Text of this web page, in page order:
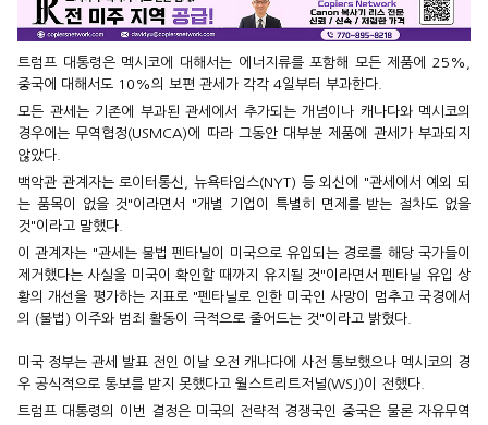
트럼프 대통령은 멕시코에 대해서는 에너지류를 포함해 모든 제품에 25%,
중국에 대해서도 10%의 보편 관세가 각각 4일부터 부과한다.
모든 관세는 기존에 부과된 관세에서 추가되는 개념이나 캐나다와 멕시코의
경우에는 무역협정(USMCA)에 따라 그동안 대부분 제품에 관세가 부과되지
않았다.
백악관 관계자는 로이터통신, 뉴욕타임스(NYT) 등 외신에 "관세에서 예외 되
는 품목이 없을 것"이라면서 "개별 기업이 특별히 면제를 받는 절차도 없을
것"이라고 말했다.
이 관계자는 "관세는 불법 펜타닐이 미국으로 유입되는 경로를 해당 국가들이
제거했다는 사실을 미국이 확인할 때까지 유지될 것"이라면서 펜타닐 유입 상
황의 개선을 평가하는 지표로 "펜타닐로 인한 미국인 사망이 멈추고 국경에서
의 (불법) 이주와 범죄 활동이 극적으로 줄어드는 것"이라고 밝혔다.
미국 정부는 관세 발표 전인 이날 오전 캐나다에 사전 통보했으나 멕시코의 경
우 공식적으로 통보를 받지 못했다고 월스트리트저널(WSJ)이 전했다.
트럼프 대통령의 이번 결정은 미국의 전략적 경쟁국인 중국은 물론 자유무역